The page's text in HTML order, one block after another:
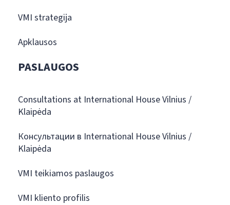
VMI strategija
Apklausos
PASLAUGOS
Consultations at International House Vilnius /
Klaipėda
Консультации в International House Vilnius /
Klaipėda
VMI teikiamos paslaugos
VMI kliento profilis